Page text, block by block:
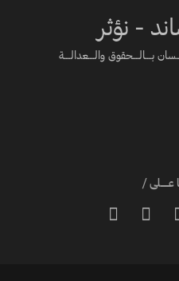
- نؤثر
بــــالــــحقوق والــــعدالــــة
عـــــلى /

